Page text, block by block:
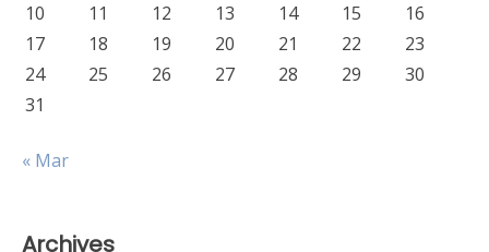
10
11 12 13 14 15
16
17
18 19 20 21 22
23
24
25 26 27 28 29
30
31
« Mar
Archives